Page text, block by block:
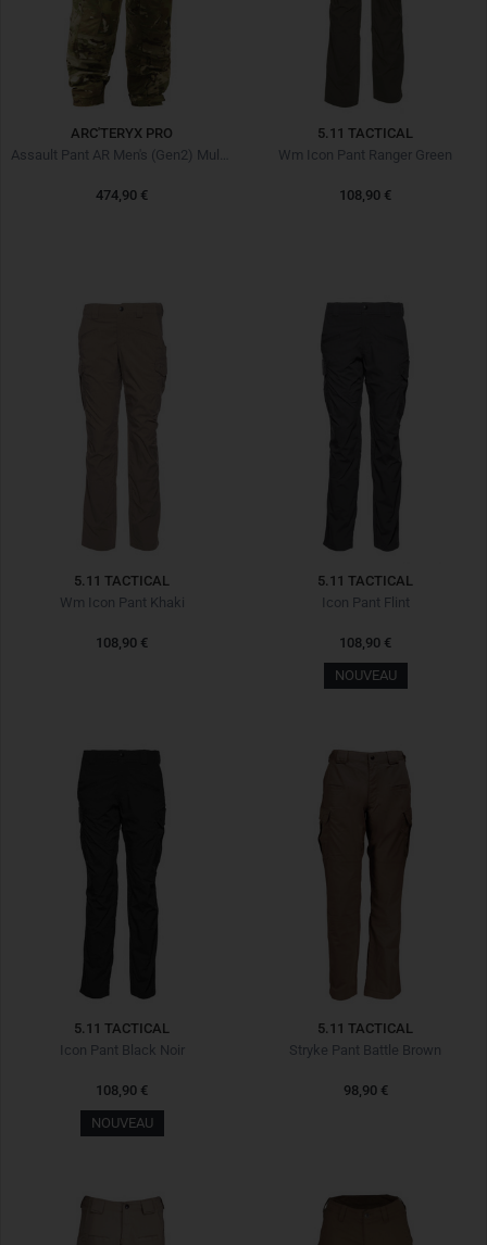
ARC'TERYX PRO
474,90 €
5.11 TACTICAL
Wm Icon Pant Ranger Green
108,90 €
5.11 TACTICAL
Wm Icon Pant Khaki
108,90 €
5.11 TACTICAL
Icon Pant Flint
108,90 €
NOUVEAU
5.11 TACTICAL
Icon Pant Black Noir
108,90 €
NOUVEAU
5.11 TACTICAL
Stryke Pant Battle Brown
98,90 €